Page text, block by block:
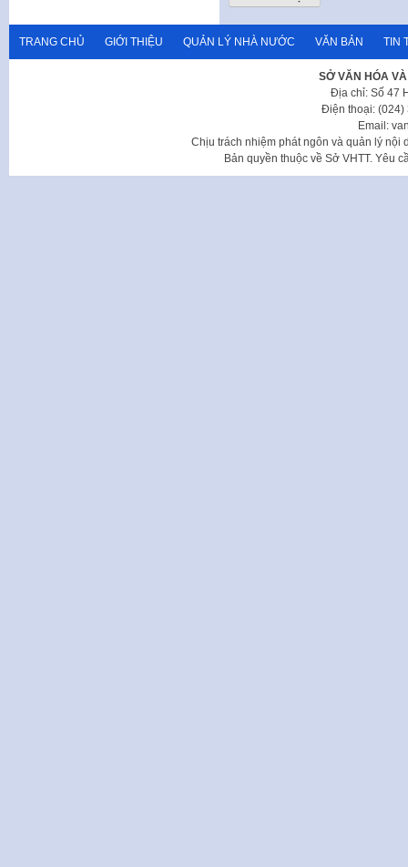
TRANG CHỦ GIỚI THIỆU QUẢN LÝ NHÀ NƯỚC VĂN BẢN TIN
SỞ VĂN HÓA
Địa chỉ: Số 47
Điện thoại: (024)
Email:
Chịu trách nhiệm phát ngôn và quản lý nội
Bản quyền thuộc về Sở VHTT. Yêu